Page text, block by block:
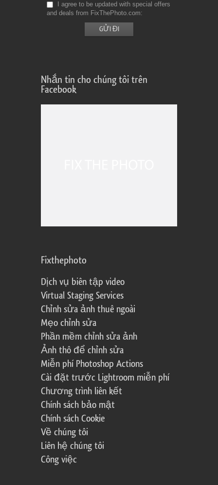
I agree to be updated with special offers
and deals from FixThePhoto.com
Nhắn tin cho chúng tôi trên
Facebook
Fixthephoto
Dịch vụ biên tập video
Virtual Staging Services
Chỉnh sửa ảnh thuê ngoài
Mẹo chỉnh sửa
Phần mềm chỉnh sửa ảnh
Ảnh thô để chỉnh sửa
Miễn phí Photoshop Actions
Cài đặt trước Lightroom miễn phí
Chương trình liên kết
Chính sách bảo mật
Chính sách Cookie
Về chúng tôi
Liên hệ chúng tôi
Công việc